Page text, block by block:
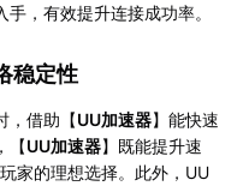
，有效提升连接成功率。
稳定性
，借助【UU加速器】能快速
【UU加速器】既能提升速
家的理想选择。此外，UU